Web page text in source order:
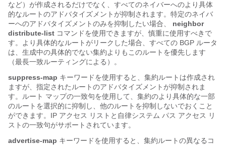
など）が作成されるだけでなく、すべてのネイバーへのより具体
的なルートのアドバタイズメントが抑制されます。特定のネイバ
ーへのアドバタイズメントのみを抑制したい場合、
neighbor
distribute-list コマンドを使用できますが、慎重に使用すべきで
す。より具体的なルートがリークした場合、すべての BGP ルータ
は、生成中の具体的でない集約よりもこのルートを優先します
（最長一致ルーティングによる）。
suppress-map キーワードを使用すると、集約ルートは作成され
ますが、指定されたルートのアドバタイズメントが抑制されま
す。ルート マップの一致句を使用して、集約のより具体的な一部
のルートを選択的に抑制し、他のルートを抑制しないでおくこと
ができます。IP アクセス リストと自律システム パス アクセス リ
ストの一致句がサポートされています。
advertise-map キーワードを使用すると、集約ルートの異なるコ